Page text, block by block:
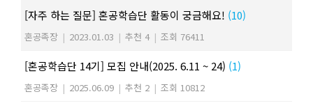
[자주 하는 질문] 혼공학습단 활동이 궁금해요! (10)
혼공족장 | 2023.01.03 | 추천 4 | 조회 76411
[혼공학습단 14기] 모집 안내(2025. 6.11 ~ 24) (1)
혼공족장 | 2025.06.09 | 추천 2 | 조회 10812